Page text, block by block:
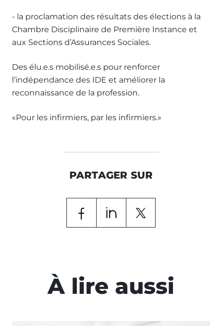
- la proclamation des résultats des élections à la
Chambre Disciplinaire de Première Instance et
aux Sections d’Assurances Sociales.
Des élu.e.s mobilisé.e.s pour renforcer
l’indépendance des IDE et améliorer la
reconnaissance de la profession.
«Pour les infirmiers, par les infirmiers.»
PARTAGER SUR
À lire aussi